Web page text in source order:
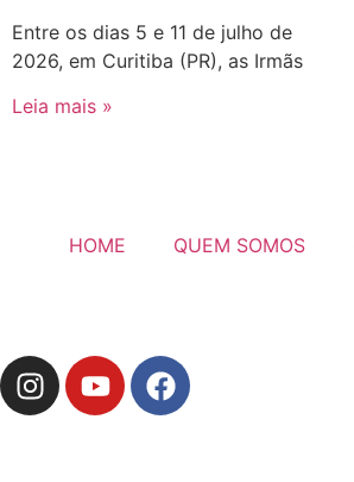
Entre os dias 5 e 11 de julho de
2026, em Curitiba (PR), as Irmãs
Leia mais »
HOME QUEM SOMOS